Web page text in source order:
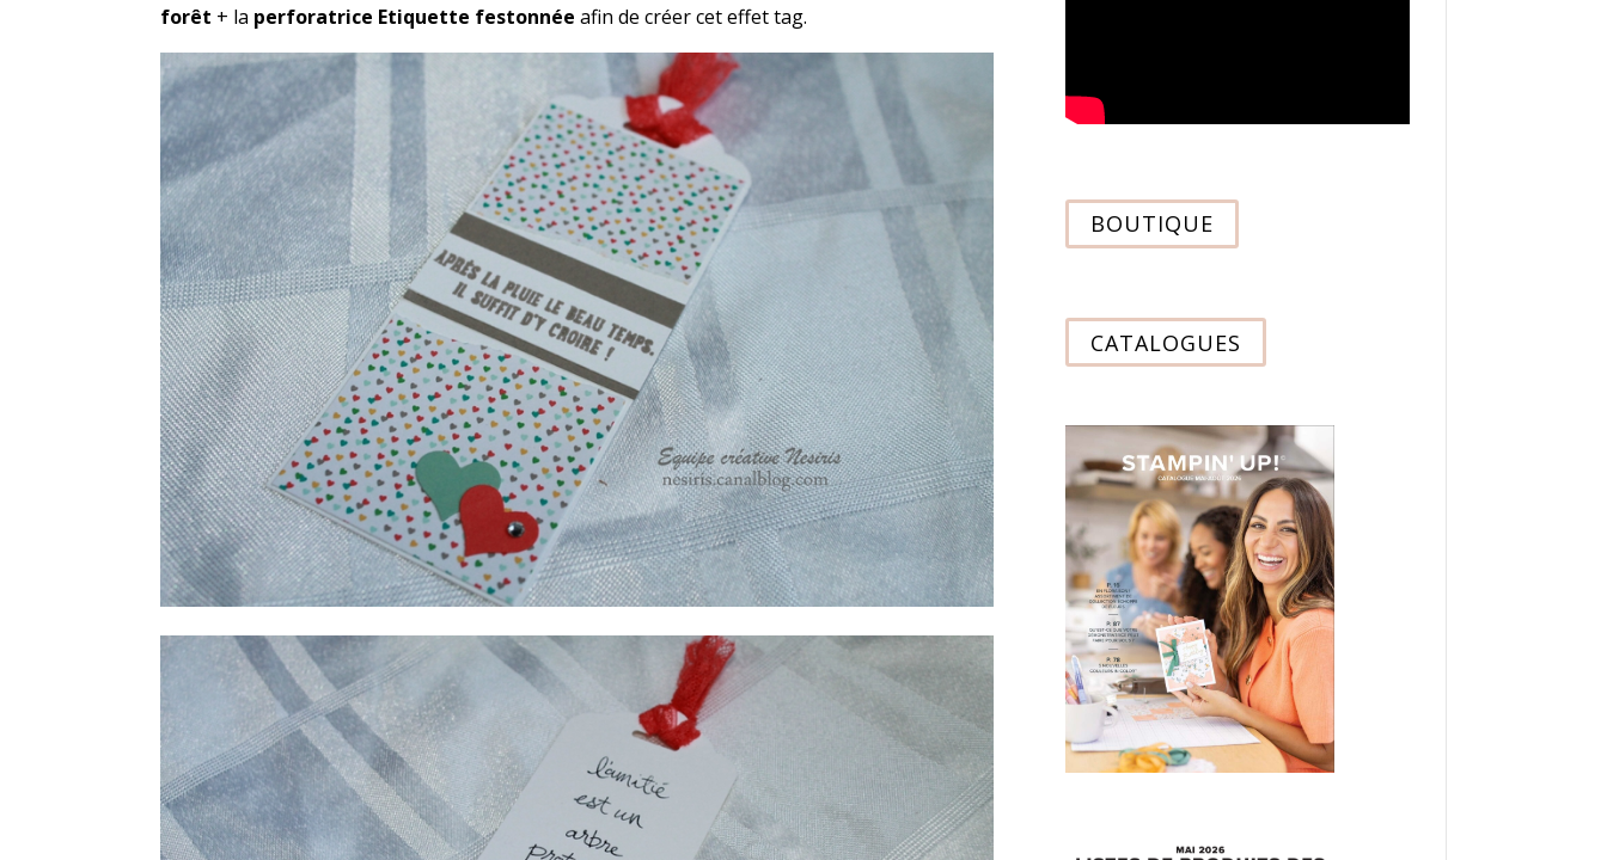
forêt + la perforatrice Etiquette festonnéeafin de créer cet effet tag.
BOUTIQUE
CATALOGUES